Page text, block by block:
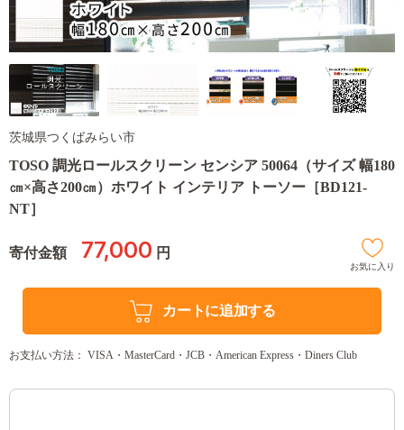
茨城県つくばみらい市
TOSO 調光ロールスクリーン センシア 50064（サイズ 幅180
㎝×高さ200㎝）ホワイト インテリア トーソー［BD121-
NT］
寄付金額 77,000 円
お気に入り
カートに追加する
お支払い方法： VISA・MasterCard・JCB・American Express・Diners Club